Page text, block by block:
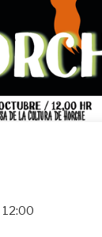
12:00